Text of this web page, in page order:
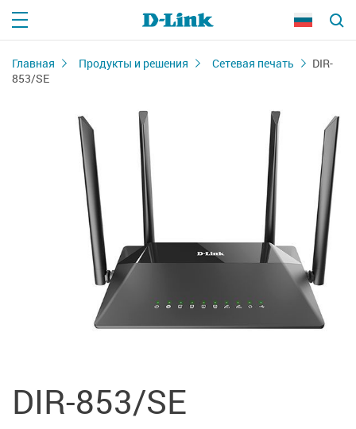
Главная Продукты и решения Сетевая печать
DIR-
853/SE
DIR-853/SE